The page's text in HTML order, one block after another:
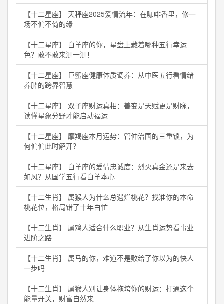
【十二星座】 天秤座2025爱情流年：在咖啡香里，修一
场不偏不倚的缘
【十二星座】 白羊座的你，星盘上藏着哪种五行幸运
色？敢不敢来测一测！
【十二星座】 巨蟹座健康体质调养：从中医五行看情绪
养脾的跨界智慧
【十二星座】 双子座财运真相：善变是天赋更是财脉，
读懂星象分野才能启动福运
【十二星座】 摩羯座本月运势：管仲治国的三重锁，为
何偏偏此时解开？
【十二星座】 白羊座的爱情忠诚度：烈火真金还是来去
如风？从国学五行看白羊本心
【十二生肖】 属猴人为什么总遇烂桃花？找准你的本命
桃花位，格局错了十年白忙
【十二生肖】 属鸡人适合什么职业？从生肖运势看事业
进阶之路
【十二生肖】 属马的你，难道不是败给了你以为的快人
一步吗
【十二生肖】 属猴人别让身体拖垮你的财运：打通这个
能量开关，财富自然来